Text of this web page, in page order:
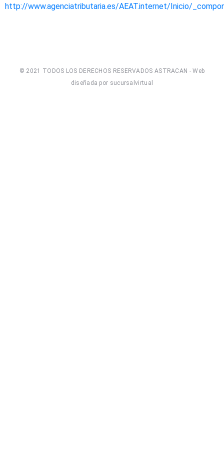
http://www.agenciatributaria.es/AEAT.internet/Inicio/
© 2021 TODOS LOS DERECHOS RESERVADOS ASTRACAN - Web
diseñada por sucursalvirtual